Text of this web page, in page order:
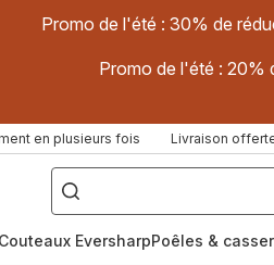
Promo de l'été : 30% de
Promo de l'été : 20%
en plusieurs fois Livraison
["Poêles
inox,
Cake
Factory,
Couteaux EversharpPoêles &